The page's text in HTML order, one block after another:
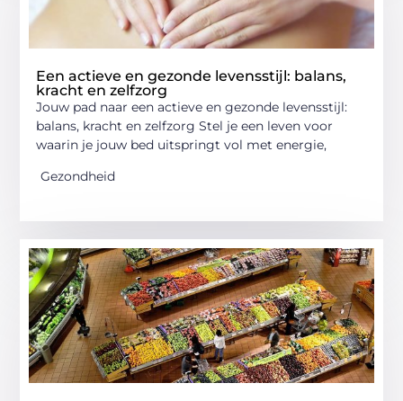
Een actieve en gezonde levensstijl: balans,
kracht en zelfzorg
Jouw pad naar een actieve en gezonde levensstijl:
balans, kracht en zelfzorg Stel je een leven voor
waarin je jouw bed uitspringt vol met energie,
Gezondheid